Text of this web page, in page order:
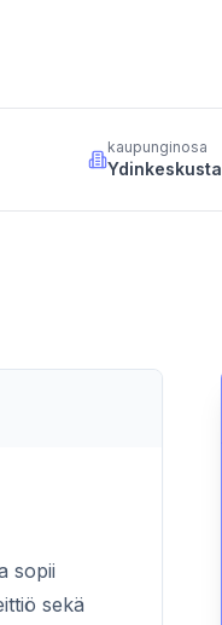
kaupunginosa
Ydinkeskusta
sopii
sekä